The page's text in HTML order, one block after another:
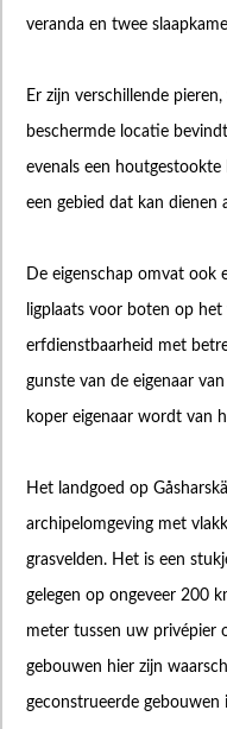
veranda en twee
Er zijn verschillende
beschermde locatie
evenals een
een gebied dat kan dienen
De eigenschap omvat ook
ligplaats voor boten op het
erfdienstbaarheid met
gunste van de eigenaar
koper eigenaar wordt van
Het landgoed op
archipelomgeving met
grasvelden. Het is een
gelegen op ongeveer 200
meter tussen uw privépier
gebouwen hier zijn
geconstrueerde